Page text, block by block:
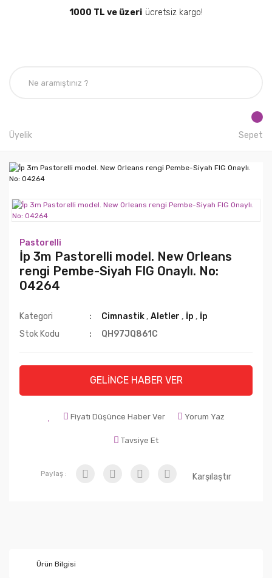
1000 TL ve üzeri ücretsiz kargo!
Üyelik Sepet
Pastorelli
İp 3m Pastorelli model. New Orleans
rengi Pembe-Siyah FIG Onaylı. No:
04264
Kategori Cimnastik,Aletler , İp , İp
Stok Kodu
QH97JQ861C
GELİNCE HABER VER
Fiyatı Düşünce Haber Ver Yorum Yaz
Tavsiye Et
Paylaş : Karşılaştır
Ürün Bilgisi